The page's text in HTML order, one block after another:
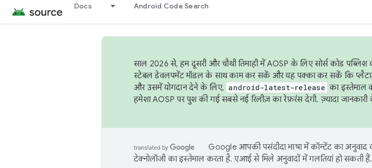
Docs Android Code Search
साल 2026 से, हम दूसरी और चौथी तिमाही में AOSP के लिए सोर्स कोड
स्टेबल डेवलपमेंट मॉडल के साथ काम कर सकें और यह पक्का कर सकें कि
और उसमें योगदान देने के लिए, android-latest-release का इस्तेमाल
हमेशा AOSP पर पुश की गई सबसे नई रिलीज़ का रेफ़रंस देगी. ज़्यादा
Google आपकी पसंदीदा भाषा में कॉन्टेंट का
टेक्नोलॉजी का इस्तेमाल करता है. एआई से मिले अनुवादों में गलतियां हो सकती हैं.